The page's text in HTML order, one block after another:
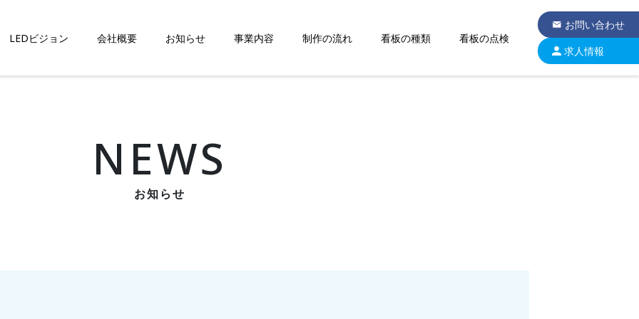
LEDビジョン 会社概要 お知らせ 事業内容 制作の流れ 看板の種類 看板の点検
お問い合わせ
求人情報
NEWS
お知らせ